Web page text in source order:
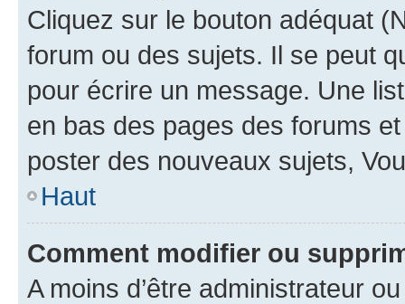
Cliquez sur le bouton adéquat
forum ou des sujets. Il se peut
pour écrire un message. Une
en bas des pages des forums
poster des nouveaux sujets,
Haut
Comment modifier ou
A moins d’être administrateur